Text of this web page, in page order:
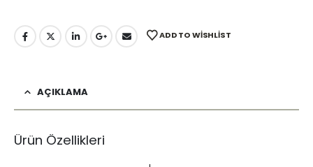
ADD TO WISHLIST
AÇIKLAMA
Ürün Özellikleri